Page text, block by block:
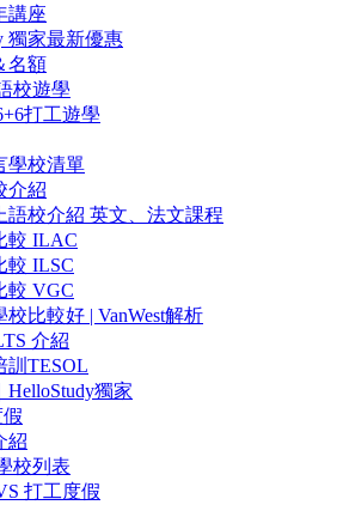
講座
獨家最新優惠
名額
校遊學
打工遊學
學校清單
介紹
語校介紹 英文、法文課程
較 ILAC
較 ILSC
較 VGC
比較好 | VanWest解析
介紹
訓TESOL
獨家
紹
校列表
打工度假